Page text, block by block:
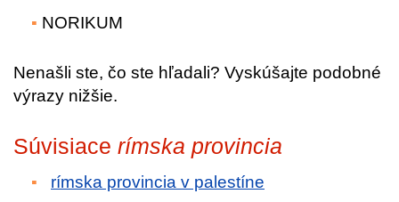
NORIKUM
Nenašli ste, čo ste hľadali? Vyskúšajte podobné
výrazy nižšie.
Súvisiace rímska provincia
rímska provincia v palestíne